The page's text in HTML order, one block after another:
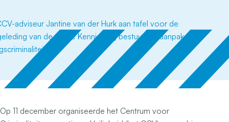
Op 11 december organiseerde het Centrum voor